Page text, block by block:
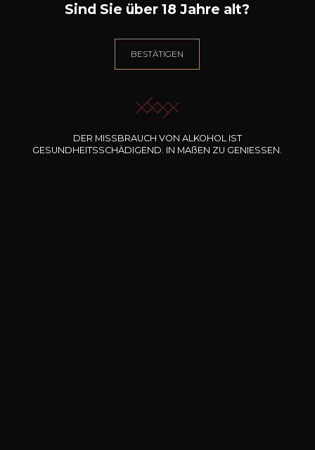
Sind Sie über 18 Jahre alt?
BESTÄTIGEN
DER MISSBRAUCH VON ALKOHOL IST
GESUNDHEITSSCHÄDIGEND. IN MAßEN ZU GENIESSEN.